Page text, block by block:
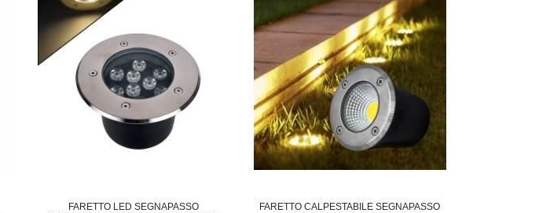
FARETTO LED SEGNAPASSO
FARETTO CALPESTABILE SEGNAPASSO